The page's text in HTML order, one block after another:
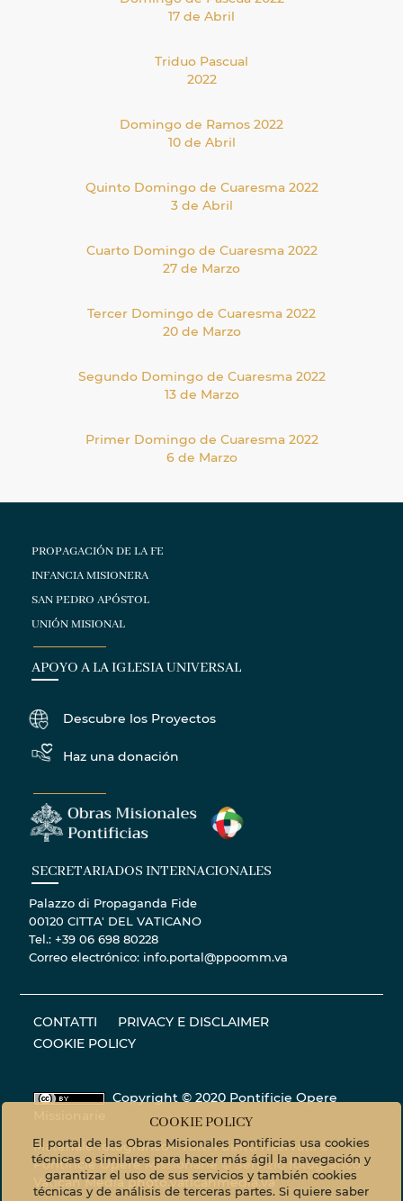
17 de Abril
Triduo Pascual
2022
Domingo de Ramos 2022
10 de Abril
Quinto Domingo de Cuaresma 2022
3 de Abril
Cuarto Domingo de Cuaresma 2022
27 de Marzo
Tercer Domingo de Cuaresma 2022
20 de Marzo
Segundo Domingo de Cuaresma 2022
13 de Marzo
Primer Domingo de Cuaresma 2022
6 de Marzo
PROPAGACIÓN DE LA FE
INFANCIA MISIONERA
SAN PEDRO APÓSTOL
UNIÓN MISIONAL
APOYO A LA IGLESIA UNIVERSAL
Descubre los Proyectos
Haz una donación
SECRETARIADOS INTERNACIONALES
Palazzo di Propaganda Fide
00120 CITTA' DEL VATICANO
Tel.: +39 06 698 80228
Correo electrónico: info.portal@ppoomm.va
CONTATTI
PRIVACY E DISCLAIMER
COOKIE POLICY
Copyright © 2020 Pontificie Opere
Materiale fotografico - Tutti i diritti riservati. ©
Pontificie Opere Missionarie © Servizio fotografico
Vatican Mediaphoto.vaticanmedia.va
COOKIE POLICY
El portal de las Obras Misionales Pontificias usa cookies
técnicas o similares para hacer más ágil la navegación y
garantizar el uso de sus servicios y también cookies
técnicas y de análisis de terceras partes. Si quiere saber